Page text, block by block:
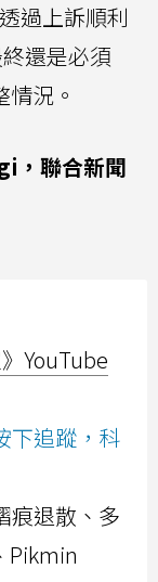
過上訴順利
還是必須
況。
，聯合新聞
YouTube
下追蹤，科
痕退散、多
Pikmin